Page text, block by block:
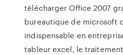
télécharger Office 2007
bureautique de microsoft
indispensable en
tableur excel, le